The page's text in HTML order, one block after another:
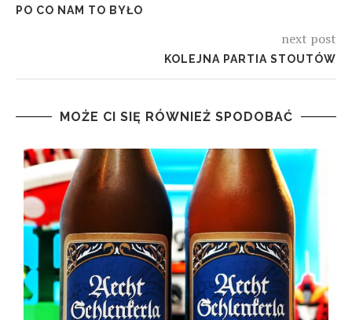
PO CO NAM TO BYŁO
next post
KOLEJNA PARTIA STOUTÓW
MOŻE CI SIĘ RÓWNIEŻ SPODOBAĆ